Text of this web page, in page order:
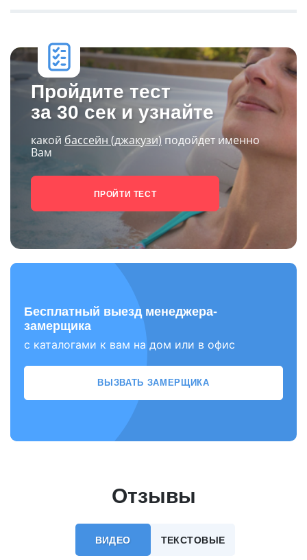
Пройдите тест
за 30 сек и узнайте
какой бассейн (джакузи) подойдет именно
Вам
ПРОЙТИ ТЕСТ
Бесплатный выезд менеджера-
замерщика
с каталогами к вам на дом или в офис
ВЫЗВАТЬ ЗАМЕРЩИКА
Отзывы
ВИДЕО ТЕКСТОВЫЕ